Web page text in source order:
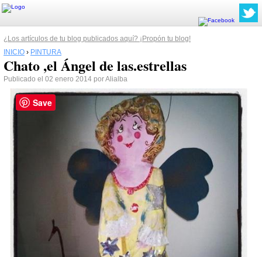
¿Los artículos de tu blog publicados aquí? ¡Propón tu blog!
INICIO › PINTURA
Chato ,el Ángel de las.estrellas
Publicado el 02 enero 2014 por Alialba
Save